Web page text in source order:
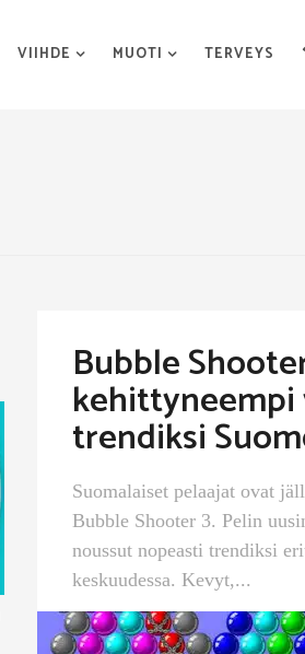
VIIHDE MUOTI TERVEYS
Bubble
kehittyneempi
trendiksi
Suomalaiset pelaajat ovat
Bubble Shooter 3. Pelin
noussut nopeasti trendiksi
keskuudessa. Kevyt,...